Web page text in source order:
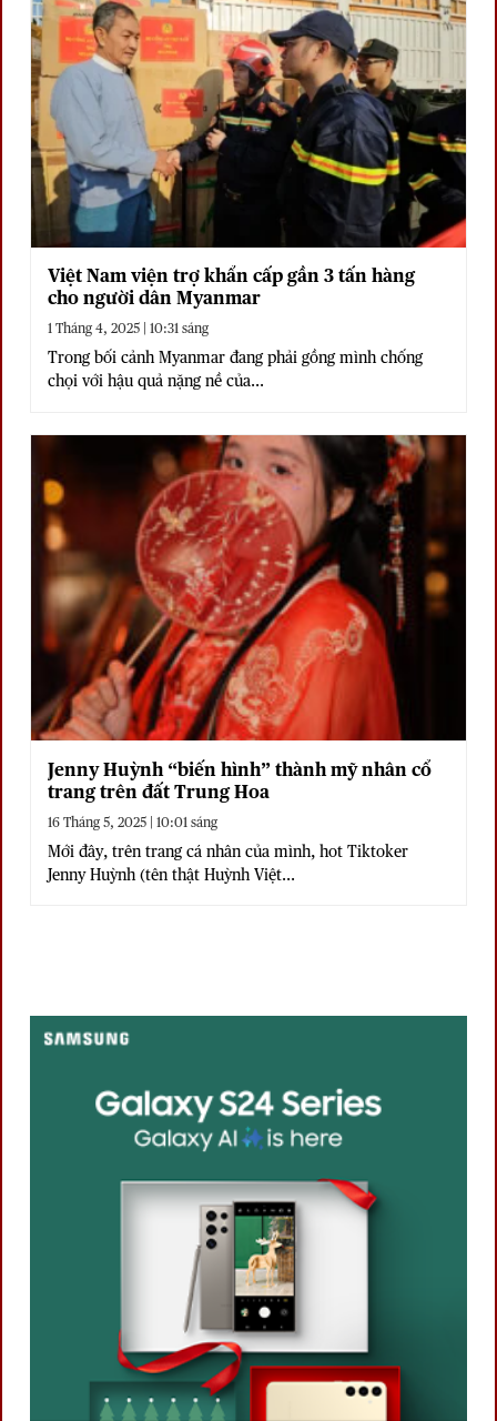
Việt Nam viện trợ khẩn cấp gần 3 tấn hàng
cho người dân Myanmar
1 Tháng 4, 2025 | 10:31 sáng
Trong bối cảnh Myanmar đang phải gồng mình chống
chọi với hậu quả nặng nề của...
Jenny Huỳnh “biến hình” thành mỹ nhân cổ
trang trên đất Trung Hoa
16 Tháng 5, 2025 | 10:01 sáng
Mới đây, trên trang cá nhân của mình, hot Tiktoker
Jenny Huỳnh (tên thật Huỳnh Việt...